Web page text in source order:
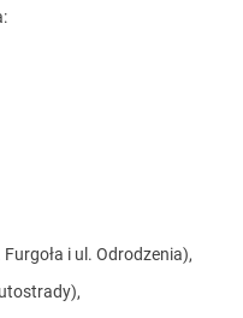
i ul. Odrodzenia),